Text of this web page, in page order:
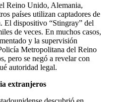
Reino Unido, Alemania,
países utilizan captadores de
El dispositivo “Stingray” del
de veces. En muchos casos,
y la supervisión
Metropolitana del Reino
pero se negó a revelar con
autoridad legal.
extranjeros